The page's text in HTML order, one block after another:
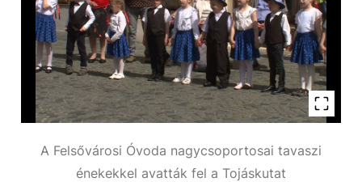
A Felsővárosi Óvoda nagycsoportosai tavaszi
énekekkel avatták fel a Tojáskutat